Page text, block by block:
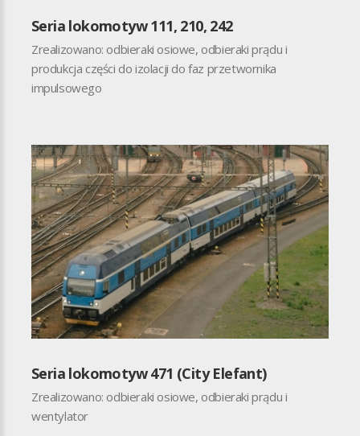
Seria lokomotyw 111, 210, 242
Zrealizowano: odbieraki osiowe, odbieraki prądu i
produkcja części do izolacji do faz przetwornika
impulsowego
Seria lokomotyw 471 (City Elefant)
Zrealizowano: odbieraki osiowe, odbieraki prądu i
wentylator